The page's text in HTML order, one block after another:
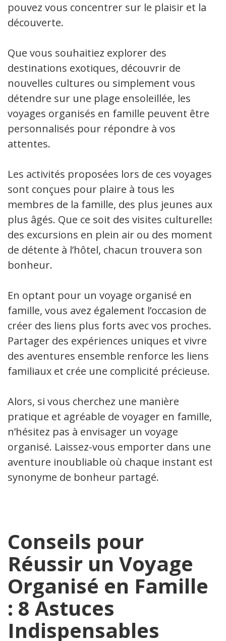
pouvez vous concentrer sur le plaisir et la
découverte.
Que vous souhaitiez explorer des
destinations exotiques, découvrir de
nouvelles cultures ou simplement vous
détendre sur une plage ensoleillée, les
voyages organisés en famille peuvent être
personnalisés pour répondre à vos
attentes.
Les activités proposées lors de ces voyages
sont conçues pour plaire à tous les
membres de la famille, des plus jeunes aux
plus âgés. Que ce soit des visites culturelles,
des excursions en plein air ou des moments
de détente à l’hôtel, chacun trouvera son
bonheur.
En optant pour un voyage organisé en
famille, vous avez également l’occasion de
créer des liens plus forts avec vos proches.
Partager des expériences uniques et vivre
des aventures ensemble renforce les liens
familiaux et crée une complicité précieuse.
Alors, si vous cherchez une manière
pratique et agréable de voyager en famille,
n’hésitez pas à envisager un voyage
organisé. Laissez-vous emporter dans une
aventure inoubliable où chaque instant est
synonyme de bonheur partagé.
Conseils pour
Réussir un Voyage
Organisé en Famille
: 8 Astuces
Indispensables